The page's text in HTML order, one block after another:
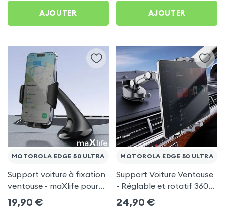
AJOUTER AJOUTER
MOTOROLA EDGE 50 ULTRA
Support voiture à fixation
ventouse - maXlife pour
Motorola Edge 50 Ultra
19,90 €
MOTOROLA EDGE 50 ULTRA
Support Voiture Ventouse
- Réglable et rotatif 360°
pour Motorola Edge 50
Ultra
24,90 €